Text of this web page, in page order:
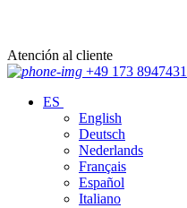
Atención al cliente
+49 173 8947431
ES
English
Deutsch
Nederlands
Français
Español
Italiano